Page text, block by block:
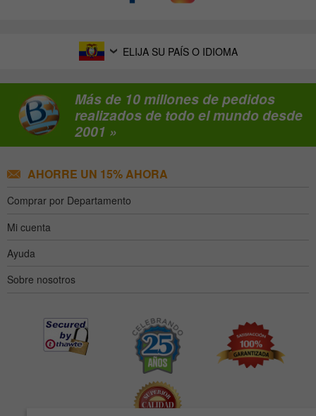
ELIJA SU PAÍS O IDIOMA
Más de 10 millones de pedidos
realizados de todo el mundo desde
2001 »
AHORRE UN 15% AHORA
Comprar por Departamento
Mi cuenta
Ayuda
Sobre nosotros